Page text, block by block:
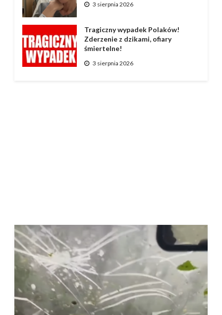
3 sierpnia 2026
Tragiczny wypadek Polaków!
Zderzenie z dzikami, ofiary
śmiertelne!
3 sierpnia 2026